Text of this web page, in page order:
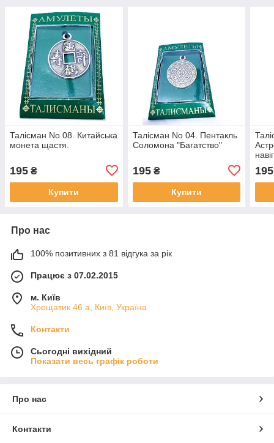
Талісман No 08. Китайська
монета щастя.
195 ₴
Купити
Талісман No 04. Пентакль
Соломона "Багатство"
195₴
Купити
195
Про нас
100% позитивних з 81 відгука за рік
Працює з 07.02.2015
м. Київ
Хрещатик 46 а, Київ, Україна
Контакти
Сьогодні вихідний
Показати весь графік роботи
Про нас
Контакти